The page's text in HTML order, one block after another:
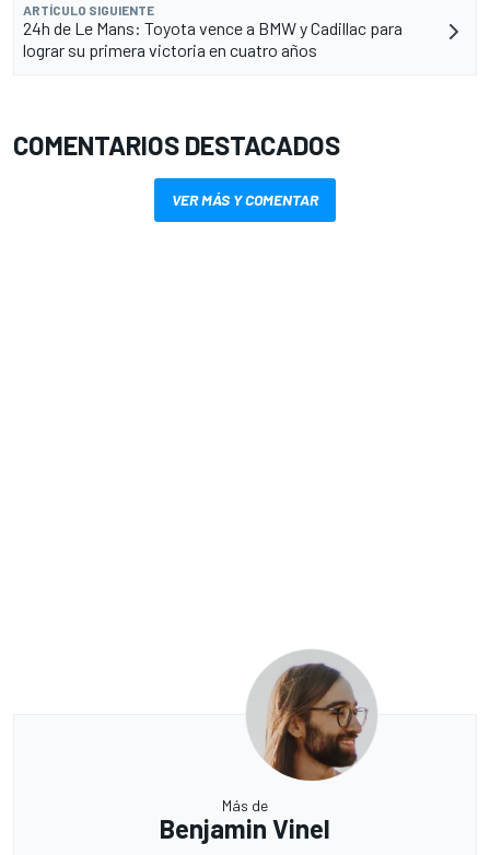
ARTÍCULO SIGUIENTE
24h de Le Mans: Toyota vence a BMW y Cadillac para
lograr su primera victoria en cuatro años
COMENTARIOS DESTACADOS
VER MÁS Y COMENTAR
Más de
Benjamin Vinel